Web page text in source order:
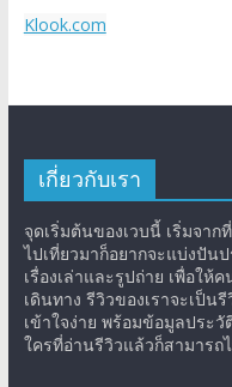
Klook.com
เกี่ยวกับเรา
จุดเริ่มต้นของเวบนี้ เริ่มจาก
ไปเที่ยวมาก็อยากจะแบ่งปัน
เรื่องเล่าและรูปถ่าย เพื่อให้
เดินทาง รีวิวของเราจะเป็น
เข้าใจง่าย พร้อมข้อมูลประ
ใครที่อ่านรีวิวแล้วก็สามารถ